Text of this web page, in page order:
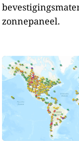
zonnepaneel.